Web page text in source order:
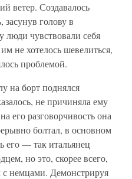
ветер. Создавалось
голову в
чувствовали себя
не хотелось шевелиться,
проблемой.
на борт поднялся
не причиняла ему
его разговорчивость она
болтал, в основном
его — так итальянец
но это, скорее всего,
немцами. Демонстрируя